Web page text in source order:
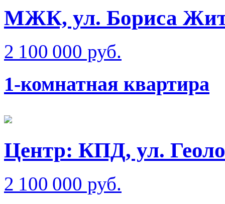
МЖК, ул. Бориса
2 100 000 руб.
1-комнатная квартира
Центр: КПД, ул.
2 100 000 руб.